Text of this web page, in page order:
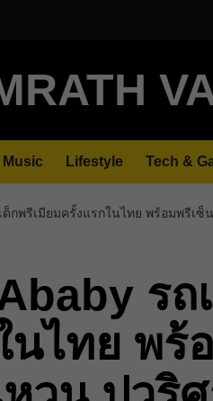
Music Lifestyle Tech &
ด็กพรีเมียมครั้งแรกในไทย พร้อมพรีเซ็
รถ
นไทย พร้